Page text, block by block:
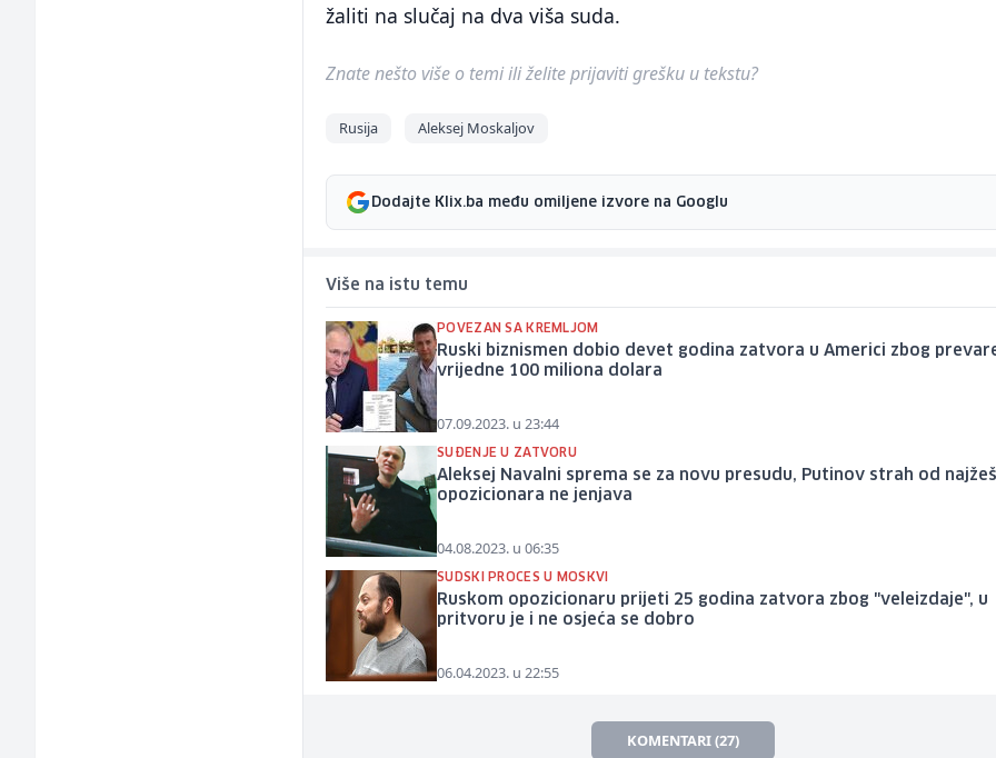
žaliti na slučaj na dva viša suda.
Znate nešto više o temi ili želite prijaviti grešku u tekstu?
Rusija Aleksej Moskaljov
Dodajte Klix.ba među omiljene izvore na Googlu
Više na istu temu
POVEZAN SA KREMLJOM
Ruski biznismen dobio devet godina zatvora u Americi zbog
vrijedne 100 miliona dolara
07.09.2023. u 23:44
SUĐENJE U ZATVORU
Aleksej Navalni sprema se za novu presudu, Putinov strah od
opozicionara ne jenjava
04.08.2023. u 06:35
SUDSKI PROCES U MOSKVI
Ruskom opozicionaru prijeti 25 godina zatvora zbog "veleizdaje", u
pritvoru je i ne osjeća se dobro
06.04.2023. u 22:55
KOMENTARI (27)